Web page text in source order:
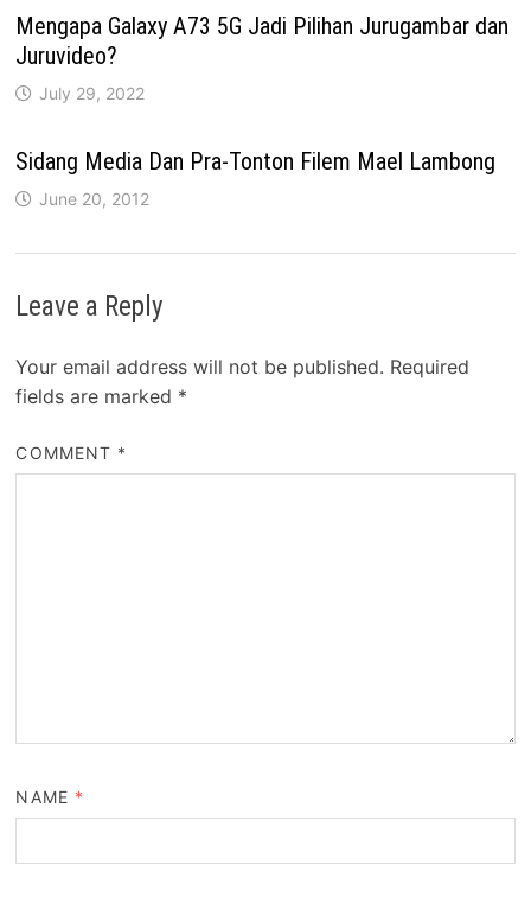
Mengapa Galaxy A73 5G Jadi Pilihan Jurugambar dan
Juruvideo?
July 29, 2022
Sidang Media Dan Pra-Tonton Filem Mael Lambong
June 20, 2012
Leave a Reply
Your email address will not be published. Required
fields are marked *
COMMENT *
NAME *